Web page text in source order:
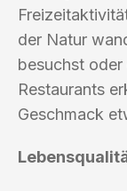
der Natur
besuchst
Restaurants
Geschmack